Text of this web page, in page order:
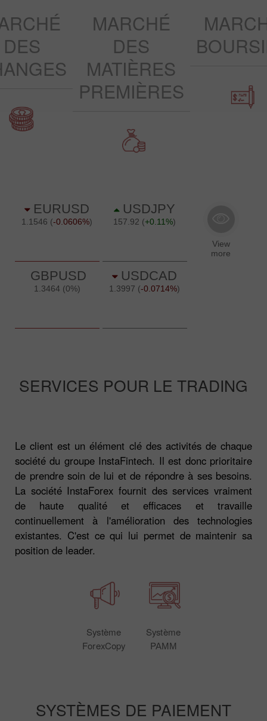
DES
MARCHÉ
DES
MATIÈRES
PREMIÈRES
SERVICES POUR LE TRADING
Le client est un élément clé des activités de chaque
société du groupe InstaFintech. Il est donc prioritaire
de prendre soin de lui et de répondre à ses besoins.
La société InstaForex fournit des services vraiment
de haute qualité et efficaces et travaille
continuellement à l'amélioration des technologies
existantes. C'est ce qui lui permet de maintenir sa
position de leader.
Système
ForexCopy
Système
PАММ
SYSTÈMES DE PAIEMENT